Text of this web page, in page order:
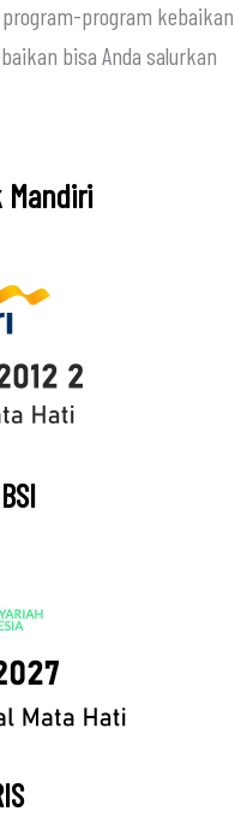
program kebaikan
bisa Anda salurkan